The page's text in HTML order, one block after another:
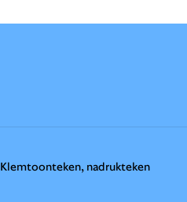
Klemtoonteken, nadrukteken